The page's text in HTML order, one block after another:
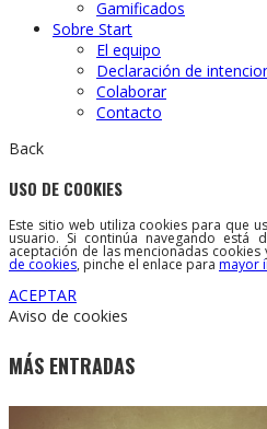
Gamificados
Sobre Start
El equipo
Declaración de
Colaborar
Contacto
Back
USO DE COOKIES
Este sitio web utiliza cookies para que
usuario. Si continúa navegando está
aceptación de las mencionadas
de cookies, pinche el enlace para mayor
ACEPTAR
Aviso de cookies
MÁS ENTRADAS